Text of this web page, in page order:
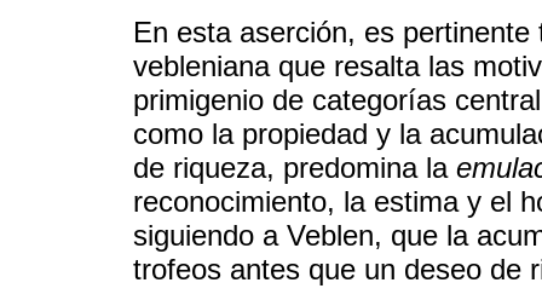
En esta aserción, es
vebleniana que resalta las
primigenio de categorías
como la propiedad y la
de riqueza, predomina la
reconocimiento, la estima y el
siguiendo a Veblen, que la
trofeos antes que un deseo de